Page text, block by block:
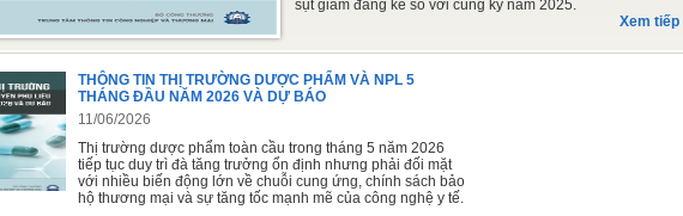
sụt giảm đáng kể so với cùng kỳ năm 2025.
Xem tiếp
THÔNG TIN THỊ TRƯỜNG DƯỢC PHẨM VÀ NPL 5
THÁNG ĐẦU NĂM 2026 VÀ DỰ BÁO
11/06/2026
Thị trường dược phẩm toàn cầu trong tháng 5 năm 2026
tiếp tục duy trì đà tăng trưởng ổn định nhưng phải đối mặt
với nhiều biến động lớn về chuỗi cung ứng, chính sách bảo
hộ thương mại và sự tăng tốc mạnh mẽ của công nghệ y tế.